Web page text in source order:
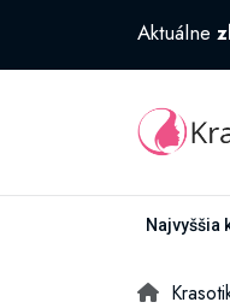
Aktuálne
Najvyššia